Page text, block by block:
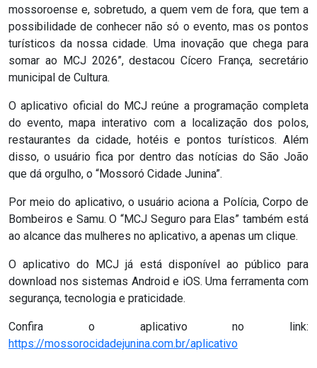
mossoroense e, sobretudo, a quem vem de fora, que tem a
possibilidade de conhecer não só o evento, mas os pontos
turísticos da nossa cidade. Uma inovação que chega para
somar ao MCJ 2026”, destacou Cícero França, secretário
municipal de Cultura.
O aplicativo oficial do MCJ reúne a programação completa
do evento, mapa interativo com a localização dos polos,
restaurantes da cidade, hotéis e pontos turísticos. Além
disso, o usuário fica por dentro das notícias do São João
que dá orgulho, o “Mossoró Cidade Junina”.
Por meio do aplicativo, o usuário aciona a Polícia, Corpo de
Bombeiros e Samu. O “MCJ Seguro para Elas” também está
ao alcance das mulheres no aplicativo, a apenas um clique.
O aplicativo do MCJ já está disponível ao público para
download nos sistemas Android e iOS. Uma ferramenta com
segurança, tecnologia e praticidade.
Confira o aplicativo no link:
https://mossorocidadejunina.com.br/aplicativo